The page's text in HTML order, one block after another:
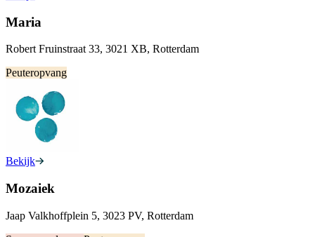
Maria
Robert Fruinstraat 33, 3021 XB, Rotterdam
Peuteropvang
Bekijk
Mozaiek
Jaap Valkhoffplein 5, 3023 PV, Rotterdam